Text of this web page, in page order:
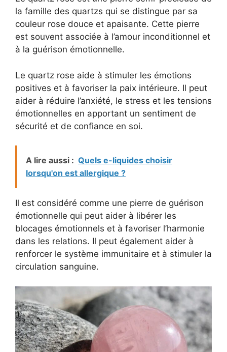
la famille des quartzs qui se distingue par sa
couleur rose douce et apaisante. Cette pierre
est souvent associée à l’amour inconditionnel et
à la guérison émotionnelle.
Le quartz rose aide à stimuler les émotions
positives et à favoriser la paix intérieure. Il peut
aider à réduire l’anxiété, le stress et les tensions
émotionnelles en apportant un sentiment de
sécurité et de confiance en soi.
A lire aussi : Quels e-liquides choisir
lorsqu'on est allergique ?
Il est considéré comme une pierre de guérison
émotionnelle qui peut aider à libérer les
blocages émotionnels et à favoriser l’harmonie
dans les relations. Il peut également aider à
renforcer le système immunitaire et à stimuler la
circulation sanguine.